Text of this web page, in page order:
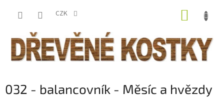
CZK
032 - balancovník - Měsíc a hvězdy